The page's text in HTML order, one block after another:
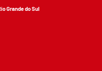
Grande do Sul